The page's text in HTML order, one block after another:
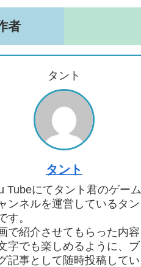
者
タント
タント
Tubeにてタント君のゲーム
ンネルを運営しているタン
す。
で紹介させてもらった内容
字でも楽しめるように、ブ
記事として随時投稿してい